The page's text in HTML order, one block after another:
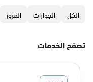
الكل الجوازات المرور
تصفح الخدمات